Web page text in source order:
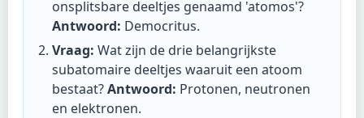
onsplitsbare deeltjes genaamd 'atomos'?
Antwoord: Democritus.
Vraag: Wat zijn de drie belangrijkste
subatomaire deeltjes waaruit een atoom
bestaat?Antwoord: Protonen, neutronen
en elektronen.